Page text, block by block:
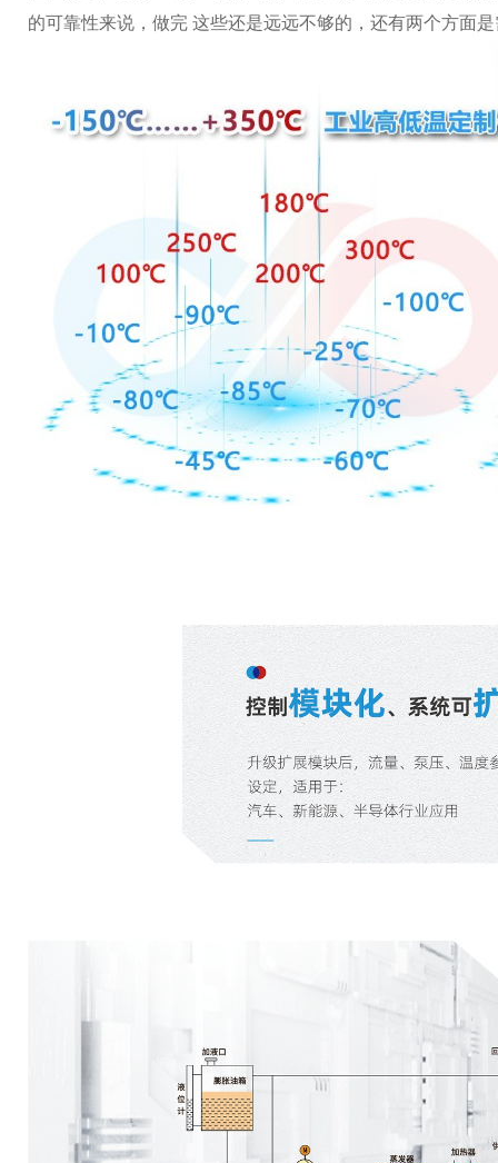
的可靠性来说，做完 这些还是远远不够的，还有两个方面